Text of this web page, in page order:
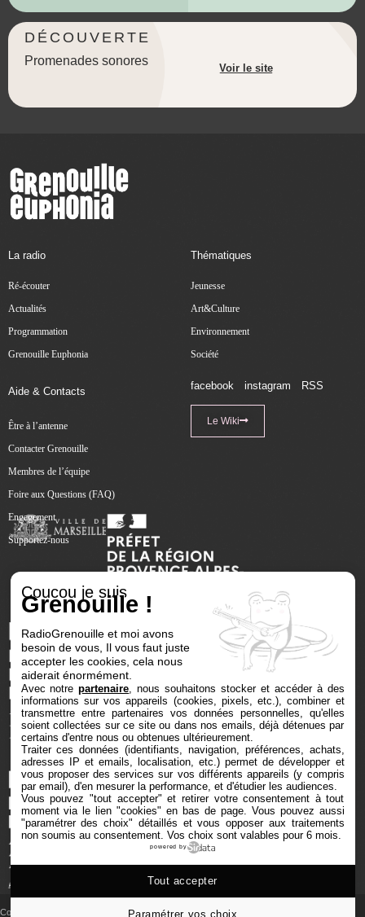
DÉCOUVERTE
Promenades sonores
Voir le site
La radio
Ré-écouter
Actualités
Programmation
Grenouille Euphonia
Thématiques
Jeunesse
Art&Culture
Environnement
Société
Aide & Contacts
Être à l’antenne
Contacter Grenouille
Membres de l’équipe
Foire aux Questions (FAQ)
Engagement
Supportez-nous
facebook instagram RSS
Le Wiki
Copyright © 2025 Radio Grenouille tous droits réservés
Coucou je suis
Grenouille !
RadioGrenouille et moi avons
besoin de vous, Il vous faut juste
accepter les cookies, cela nous
aiderait énormément.
Avec notrepartenaire , nous souhaitons stocker et accéder à des
informations sur vos appareils (cookies, pixels, etc.), combiner et
transmettre entre partenaires vos données personnelles, qu'elles
soient collectées sur ce site ou dans nos emails, déjà détenues par
certains d'entre nous ou obtenues ultérieurement.
Traiter ces données (identifiants, navigation, préférences, achats,
adresses IP et emails, localisation, etc.) permet de développer et
vous proposer des services sur vos différents appareils (y compris
par email), d'en mesurer la performance, et d'étudier les audiences.
Vous pouvez "tout accepter" et retirer votre consentement à tout
moment via le lien "cookies" en bas de page. Vous pouvez aussi
"paramétrer des choix" détaillés et vous opposer aux traitements
non soumis au consentement. Vos choix sont valables pour 6 mois.
powered by
Paramétrer vos choix
Tout accepter